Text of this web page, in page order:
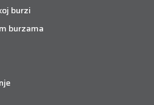
burzi
burzama